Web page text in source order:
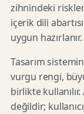
zihnindeki
içerik dili
uygun hazırlanır.
Tasarım
vurgu rengi,
birlikte
değildir;